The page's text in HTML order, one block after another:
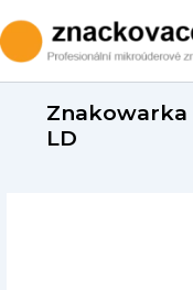
to
content
Znakowarka
LD